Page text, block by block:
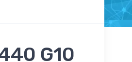
G10